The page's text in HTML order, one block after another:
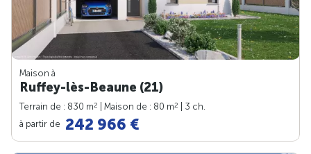
Maison à
Ruffey-lès-Beaune (21)
Terrain de : 830 m2 | Maison de : 80 m2
| 3 ch.
à partir de 242 966 €